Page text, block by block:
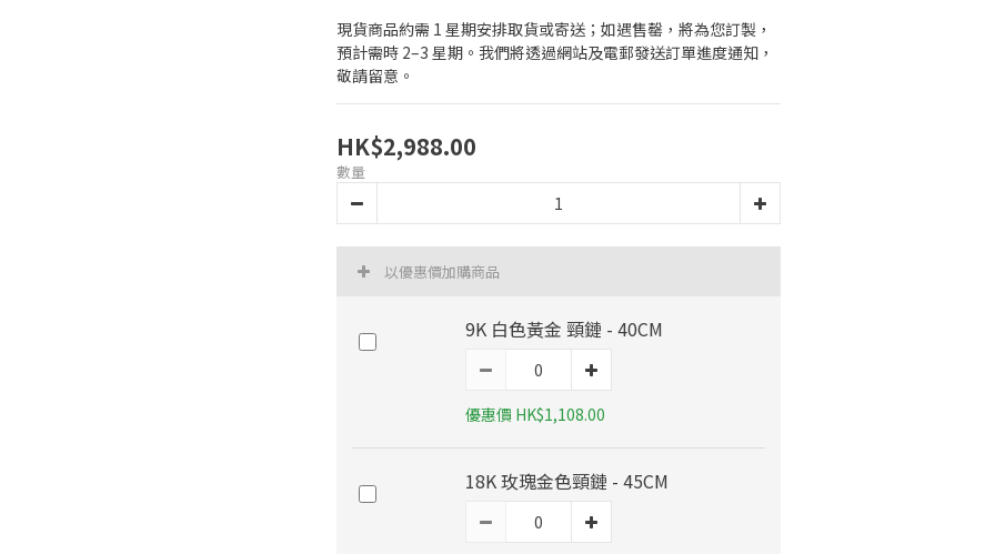
現貨商品約需 1 星期安排取貨或寄送；如遇售罄，將為您訂製，
預計需時 2–3 星期。我們將透過網站及電郵發送訂單進度通知，
敬請留意。
HK$2,988.00
數量
以優惠價加購商品
9K 白色黃金 頸鏈 - 40CM
優惠價 HK$1,108.00
18K 玫瑰金色頸鏈 - 45CM